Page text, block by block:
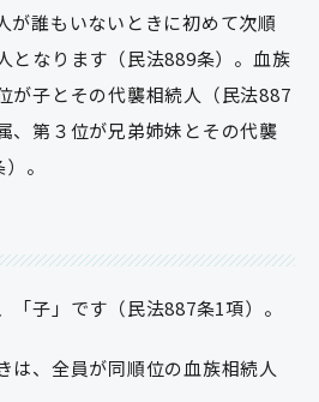
が誰もいないときに初めて次順
となります（民法889条）。血族
が子とその代襲相続人（民法887
、第３位が兄弟姉妹とその代襲
。
子」です（民法887条1項）。
は、全員が同順位の血族相続人